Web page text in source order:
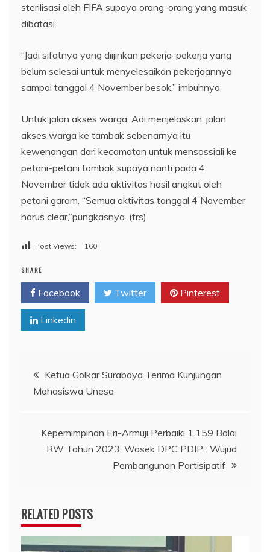
sterilisasi oleh FIFA supaya orang-orang yang masuk
dibatasi.
“Jadi sifatnya yang diijinkan pekerja-pekerja yang
belum selesai untuk menyelesaikan pekerjaannya
sampai tanggal 4 November besok.” imbuhnya.
Untuk jalan akses warga, Adi menjelaskan, jalan
akses warga ke tambak sebenarnya itu
kewenangan dari kecamatan untuk mensossiali ke
petani-petani tambak supaya nanti pada 4
November tidak ada aktivitas hasil angkut oleh
petani garam. “Semua aktivitas tanggal 4 November
harus clear,”pungkasnya. (trs)
Post Views: 160
SHARE
Facebook Twitter Pinterest
Linkedin
Navigasi
pos
Ketua Golkar Surabaya Terima Kunjungan
Mahasiswa Unesa
Kepemimpinan Eri-Armuji Perbaiki 1.159 Balai
RW Tahun 2023, Wasek DPC PDIP : Wujud
Pembangunan Partisipatif
RELATED POSTS